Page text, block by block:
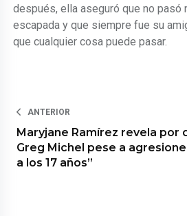
después, ella aseguró que no pasó
escapada y que siempre fue su
que cualquier cosa puede pasar.
ANTERIOR
Maryjane Ramírez revela por
Greg Michel pese a
a los 17 años”